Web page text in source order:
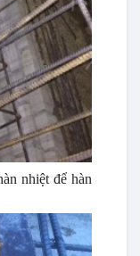
nhiệt để hàn